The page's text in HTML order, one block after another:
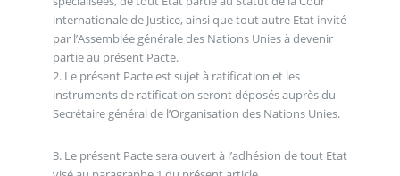
internationale de Justice, ainsi que tout autre Etat invité
par l’Assemblée générale des Nations Unies à devenir
partie au présent Pacte.
2. Le présent Pacte est sujet à ratification et les
instruments de ratification seront déposés auprès du
Secrétaire général de l’Organisation des Nations Unies.
3. Le présent Pacte sera ouvert à l’adhésion de tout Etat